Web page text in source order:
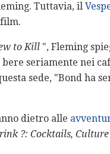
Tuttavia, il
to Kill ", Fleming
seriamente nei
sede, "Bond ha
dietro alle
?: Cocktails,